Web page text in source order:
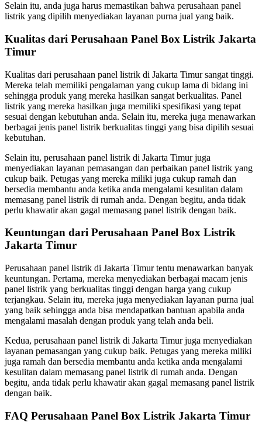
Selain itu, anda juga harus memastikan bahwa perusahaan panel
listrik yang dipilih menyediakan layanan purna jual yang baik.
Kualitas dari Perusahaan Panel Box Listrik Jakarta
Timur
Kualitas dari perusahaan panel listrik di Jakarta Timur sangat tinggi.
Mereka telah memiliki pengalaman yang cukup lama di bidang ini
sehingga produk yang mereka hasilkan sangat berkualitas. Panel
listrik yang mereka hasilkan juga memiliki spesifikasi yang tepat
sesuai dengan kebutuhan anda. Selain itu, mereka juga menawarkan
berbagai jenis panel listrik berkualitas tinggi yang bisa dipilih sesuai
kebutuhan.
Selain itu, perusahaan panel listrik di Jakarta Timur juga
menyediakan layanan pemasangan dan perbaikan panel listrik yang
cukup baik. Petugas yang mereka miliki juga cukup ramah dan
bersedia membantu anda ketika anda mengalami kesulitan dalam
memasang panel listrik di rumah anda. Dengan begitu, anda tidak
perlu khawatir akan gagal memasang panel listrik dengan baik.
Keuntungan dari Perusahaan Panel Box Listrik
Jakarta Timur
Perusahaan panel listrik di Jakarta Timur tentu menawarkan banyak
keuntungan. Pertama, mereka menyediakan berbagai macam jenis
panel listrik yang berkualitas tinggi dengan harga yang cukup
terjangkau. Selain itu, mereka juga menyediakan layanan purna jual
yang baik sehingga anda bisa mendapatkan bantuan apabila anda
mengalami masalah dengan produk yang telah anda beli.
Kedua, perusahaan panel listrik di Jakarta Timur juga menyediakan
layanan pemasangan yang cukup baik. Petugas yang mereka miliki
juga ramah dan bersedia membantu anda ketika anda mengalami
kesulitan dalam memasang panel listrik di rumah anda. Dengan
begitu, anda tidak perlu khawatir akan gagal memasang panel listrik
dengan baik.
FAQ Perusahaan Panel Box Listrik Jakarta Timur